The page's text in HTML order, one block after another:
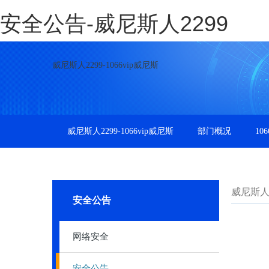
安全公告-威尼斯人2299
威尼斯人2299-1066vip威尼斯
威尼斯人2299-1066vip威尼斯 部门概况
安全公告
网络安全
威尼斯